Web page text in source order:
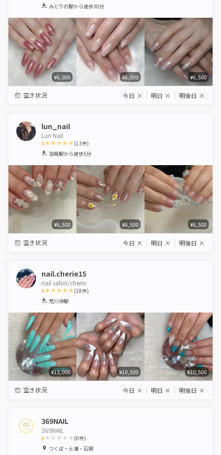
1 2 3 4 5
みどりの駅から徒歩30分
¥6,000 ¥6,000 ¥6,500
空き状況 今日 × 明日 × 明後日 ×
lun_nail
Lun Nail
5
1 2 3 4 5
(13件)
羽鳥駅から徒歩5分
¥6,500 ¥6,500 ¥6,500
空き状況 今日 × 明日 × 明後日 ×
nail.cherie15
nail salon/cherie
5
1 2 3 4 5
(18件)
荒川沖駅
¥13,000 ¥10,500 ¥10,500
空き状況 今日 × 明日 × 明後日 ×
369NAIL
369NAIL
0
1 2 3 4 5
(0件)
つくば・土浦・石岡